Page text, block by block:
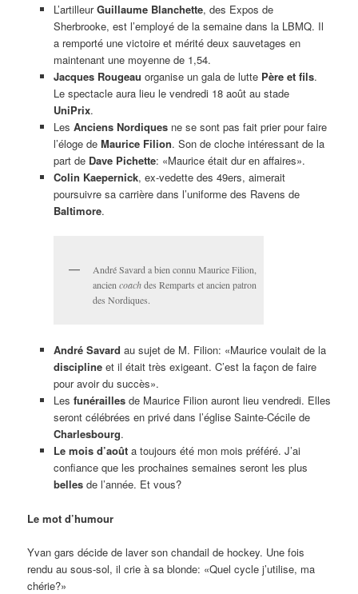
L’artilleurGuillaume Blanchette, des Expos de
Sherbrooke, est l’employé de la semaine dans la LBMQ. Il
a remporté une victoire et mérité deux sauvetages en
maintenant une moyenne de 1,54.
Jacques Rougeau organise un gala de lutte Père et fils.
Le spectacle aura lieu le vendredi 18 août au stade
UniPrix.
Les Anciens Nordiquesne se sont pas fait prier pour faire
l’éloge de Maurice Filion. Son de cloche intéressant de la
part de Dave Pichette: «Maurice était dur en affaires».
Colin Kaepernick, ex-vedette des 49ers, aimerait
poursuivre sa carrière dans l’uniforme des Ravens de
Baltimore.
André Savard a bien connu Maurice Filion,
ancien coachdes Remparts et ancien patron
des Nordiques.
André Savard au sujet de M. Filion: «Maurice voulait de la
disciplineet il était très exigeant. C’est la façon de faire
pour avoir du succès».
Les funéraillesde Maurice Filion auront lieu vendredi. Elles
seront célébrées en privé dans l’église Sainte-Cécile de
Charlesbourg.
Le mois d’aoûta toujours été mon mois préféré. J’ai
confiance que les prochaines semaines seront les plus
bellesde l’année. Et vous?
Le mot d’humour
Yvan gars décide de laver son chandail de hockey. Une fois
rendu au sous-sol, il crie à sa blonde: «Quel cycle j’utilise, ma
chérie?»